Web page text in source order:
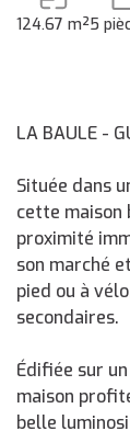
124.67 m²5
LA BAULE -
Située dans
cette maison
proximité
son marché
pied ou à
secondaires.
Édifiée sur
maison
belle